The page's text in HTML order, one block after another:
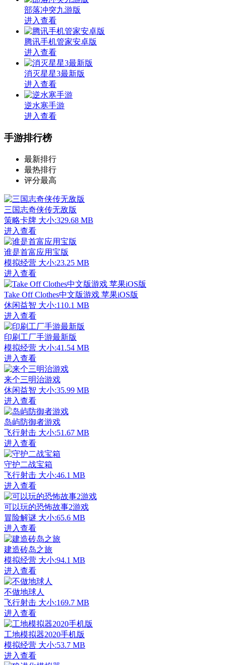
部落冲突九游版
进入查看
腾讯手机管家安卓版
进入查看
消灭星星3最新版
进入查看
逆水寒手游
进入查看
手游排行榜
最新排行
最热排行
评分最高
三国志奇侠传无敌版
策略卡牌 大小:329.68 MB
进入查看
谁是首富应用宝版
模拟经营 大小:23.25 MB
进入查看
Take Off Clothes中文版游戏 苹果iOS版
休闲益智 大小:110.1 MB
进入查看
印刷工厂手游最新版
模拟经营 大小:41.54 MB
进入查看
来个三明治游戏
休闲益智 大小:35.99 MB
进入查看
岛屿防御者游戏
飞行射击 大小:51.67 MB
进入查看
守护二战宝箱
飞行射击 大小:46.1 MB
进入查看
可以玩的恐怖故事2游戏
冒险解谜 大小:65.6 MB
进入查看
建造砖岛之旅
模拟经营 大小:94.1 MB
进入查看
不做地球人
飞行射击 大小:169.7 MB
进入查看
工地模拟器2020手机版
模拟经营 大小:53.7 MB
进入查看